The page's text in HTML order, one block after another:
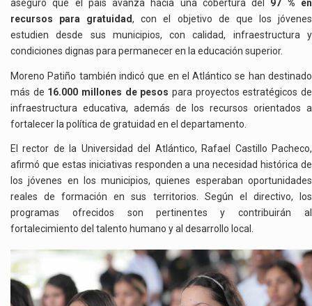
aseguró que el país avanza hacia una cobertura del 97 % en
recursos para gratuidad, con el objetivo de que los jóvenes
estudien desde sus municipios, con calidad, infraestructura y
condiciones dignas para permanecer en la educación superior.
Moreno Patiño también indicó que en el Atlántico se han destinado
más de 16.000 millones de pesos para proyectos estratégicos de
infraestructura educativa, además de los recursos orientados a
fortalecer la política de gratuidad en el departamento.
El rector de la Universidad del Atlántico, Rafael Castillo Pacheco,
afirmó que estas iniciativas responden a una necesidad histórica de
los jóvenes en los municipios, quienes esperaban oportunidades
reales de formación en sus territorios. Según el directivo, los
programas ofrecidos son pertinentes y contribuirán al
fortalecimiento del talento humano y al desarrollo local.